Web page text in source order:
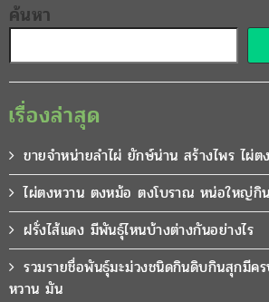
ค้นหา
เรื่องล่าสุด
ขายจำหน่ายลำไผ่ ยักษ์น่าน สร้างไพร ไผ่ต
ไผ่ตงหวาน ตงหม้อ ตงโบราณ หน่อใหญ่กิ
ฝรั่งไส้แดง มีพันธุ์ไหนบ้างต่างกันอย่างไร
รวมรายชื่อพันธุ์มะม่วงชนิดกินดิบกินสุกมีค
หวาน มัน